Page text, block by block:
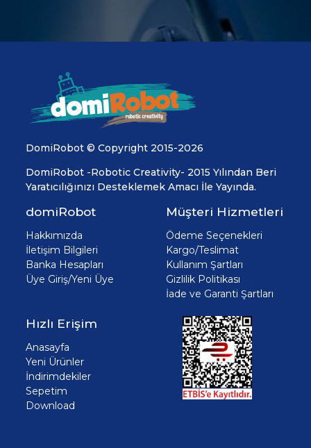
DomiRobot © Copyright 2015-2026
DomiRobot -Robotic Creativity- 2015 Yılından Beri
Yaratıcılığınızı Desteklemek Amacı İle Yayında.
domiRobot
Hakkımızda
İletişim Bilgileri
Banka Hesapları
Üye Giriş/Yeni Üye
Müşteri Hizmetleri
Ödeme Seçenekleri
Kargo/Teslimat
Kullanım Şartları
Gizlilik Politikası
İade ve Garanti Şartları
Hızlı Erişim
Anasayfa
Yeni Ürünler
İndirimdekiler
Sepetim
Download